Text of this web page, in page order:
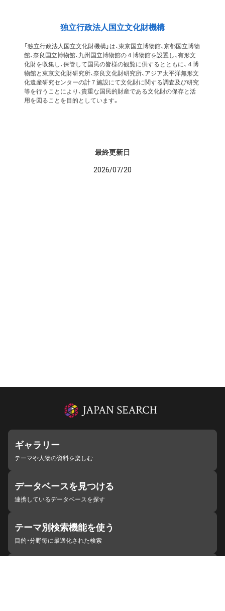
独立行政法人国立文化財機構
「独立行政法人国立文化財機構」は、東京国立博物館、京都国立博物
館、奈良国立博物館、九州国立博物館の４博物館を設置し、有形文
化財を収集し、保管して国民の皆様の観覧に供するとともに、４博
物館と東京文化財研究所、奈良文化財研究所、アジア太平洋無形文
化遺産研究センターの計７施設にて文化財に関する調査及び研究
等を行うことにより、貴重な国民的財産である文化財の保存と活
用を図ることを目的としています。
最終更新日
2026/07/20
ギャラリー
テーマや人物の資料を楽しむ
データベースを見つける
連携しているデータベースを探す
テーマ別検索機能を使う
目的・分野毎に最適化された検索